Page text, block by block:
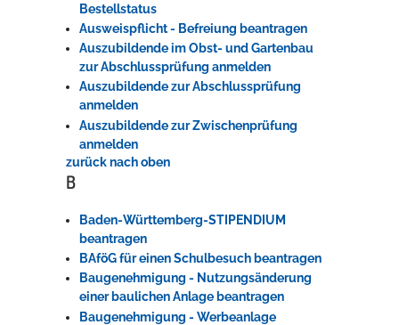
Bestellstatus
Ausweispflicht - Befreiung beantragen
Auszubildende im Obst- und Gartenbau
zur Abschlussprüfung anmelden
Auszubildende zur Abschlussprüfung
anmelden
Auszubildende zur Zwischenprüfung
anmelden
zurück nach oben
B
Baden-Württemberg-STIPENDIUM
beantragen
BAföG für einen Schulbesuch beantragen
Baugenehmigung - Nutzungsänderung
einer baulichen Anlage beantragen
Baugenehmigung - Werbeanlage